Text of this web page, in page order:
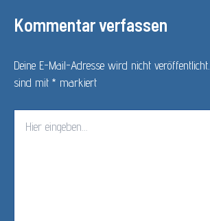
Kommentar verfassen
Deine E-Mail-Adresse wird nicht veröffentlicht.
sind mit * markiert
eingeben…